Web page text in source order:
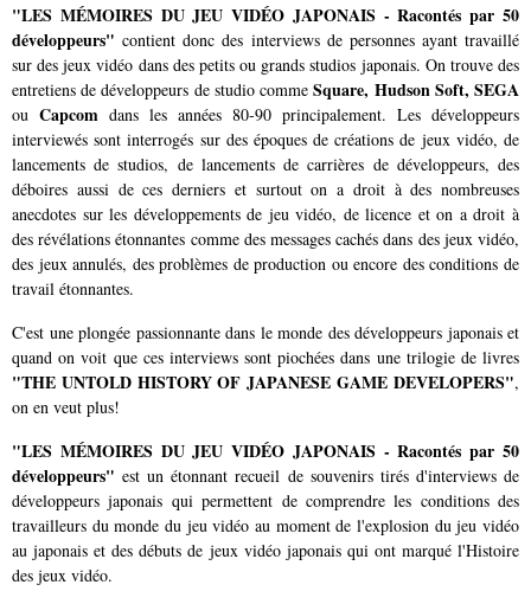
"LES MÉMOIRES DU JEU VIDÉO JAPONAIS - Racontés par 50
développeurs" contient donc des interviews de personnes ayant travaillé
sur des jeux vidéo dans des petits ou grands studios japonais. On trouve des
entretiens de développeurs de studio commeSquare, Hudson Soft, SEGA
ou Capcom dans les années 80-90 principalement. Les développeurs
interviewés sont interrogés sur des époques de créations de jeux vidéo, de
lancements de studios, de lancements de carrières de développeurs, des
déboires aussi de ces derniers et surtout on a droit à des nombreuses
anecdotes sur les développements de jeu vidéo, de licence et on a droit à
des révélations étonnantes comme des messages cachés dans des jeux vidéo,
des jeux annulés, des problèmes de production ou encore des conditions de
travail étonnantes.
C'est une plongée passionnante dans le monde des développeurs japonais et
quand on voit que ces interviews sont piochées dans une trilogie de livres
"THE UNTOLD HISTORY OF JAPANESE GAME DEVELOPERS",
on en veut plus!
"LES MÉMOIRES DU JEU VIDÉO JAPONAIS - Racontés par 50
développeurs" est un étonnant recueil de souvenirs tirés d'interviews de
développeurs japonais qui permettent de comprendre les conditions des
travailleurs du monde du jeu vidéo au moment de l'explosion du jeu vidéo
au japonais et des débuts de jeux vidéo japonais qui ont marqué l'Histoire
des jeux vidéo.